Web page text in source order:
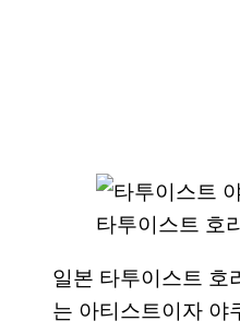
타투이스트 호
일본 타투이스트 호
는 아티스트이자 야